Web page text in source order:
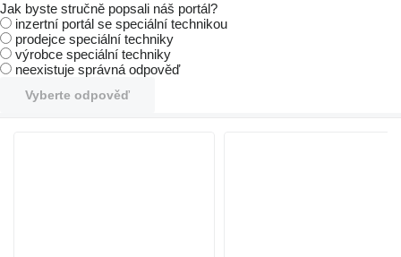
Jak byste stručně popsali náš portál?
inzertní portál se speciální technikou
prodejce speciální techniky
výrobce speciální techniky
neexistuje správná odpověď
Vyberte odpověď